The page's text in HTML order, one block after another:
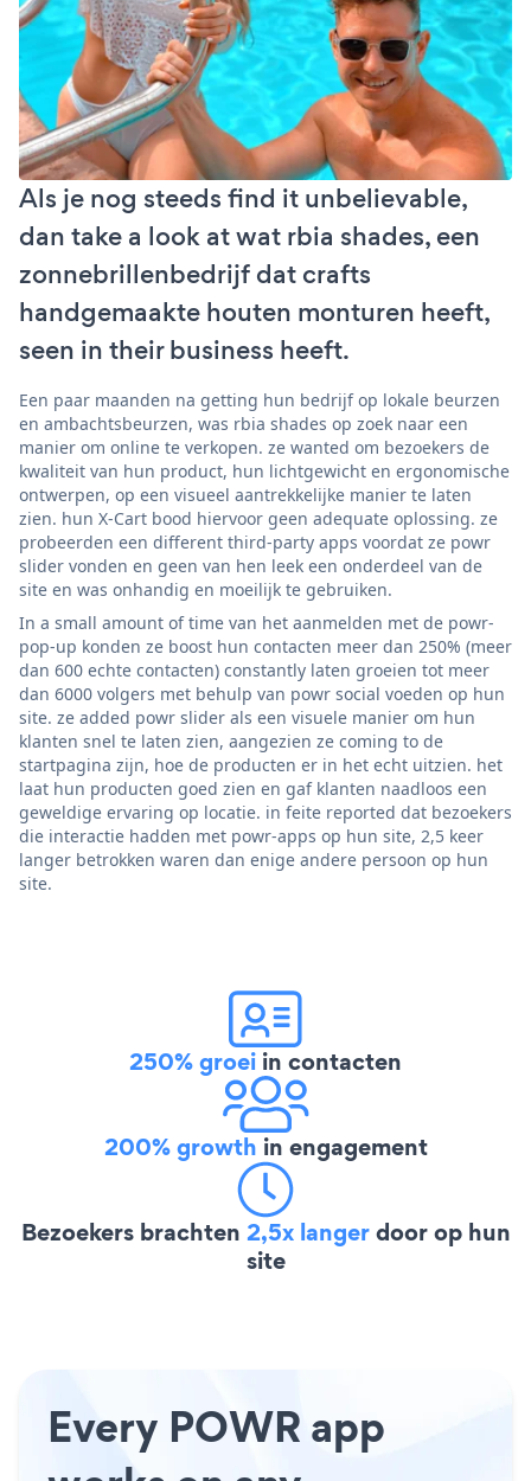
Als je nog steeds find it unbelievable,
dan take a look at wat rbia shades, een
zonnebrillenbedrijf dat crafts
handgemaakte houten monturen heeft,
seen in their business heeft.
Een paar maanden na getting hun bedrijf op lokale beurzen
en ambachtsbeurzen, was rbia shades op zoek naar een
manier om online te verkopen. ze wanted om bezoekers de
kwaliteit van hun product, hun lichtgewicht en ergonomische
ontwerpen, op een visueel aantrekkelijke manier te laten
zien. hun X-Cart bood hiervoor geen adequate oplossing. ze
probeerden een different third-party apps voordat ze powr
slider vonden en geen van hen leek een onderdeel van de
site en was onhandig en moeilijk te gebruiken.
In a small amount of time van het aanmelden met de powr-
pop-up konden ze boost hun contacten meer dan 250% (meer
dan 600 echte contacten) constantly laten groeien tot meer
dan 6000 volgers met behulp van powr social voeden op hun
site. ze added powr slider als een visuele manier om hun
klanten snel te laten zien, aangezien ze coming to de
startpagina zijn, hoe de producten er in het echt uitzien. het
laat hun producten goed zien en gaf klanten naadloos een
geweldige ervaring op locatie. in feite reported dat bezoekers
die interactie hadden met powr-apps op hun site, 2,5 keer
langer betrokken waren dan enige andere persoon op hun
site.
250% groei in contacten
200% growth in engagement
Bezoekers brachten 2,5x langerdoor op hun
site
Every POWR app